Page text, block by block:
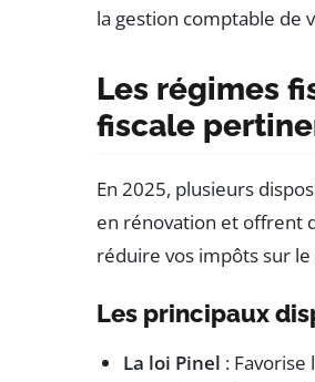
la gestion comptable de
Les régimes
fiscale
En 2025, plusieurs
en rénovation et offrent
réduire vos impôts sur
Les principaux
La loi Pinel :